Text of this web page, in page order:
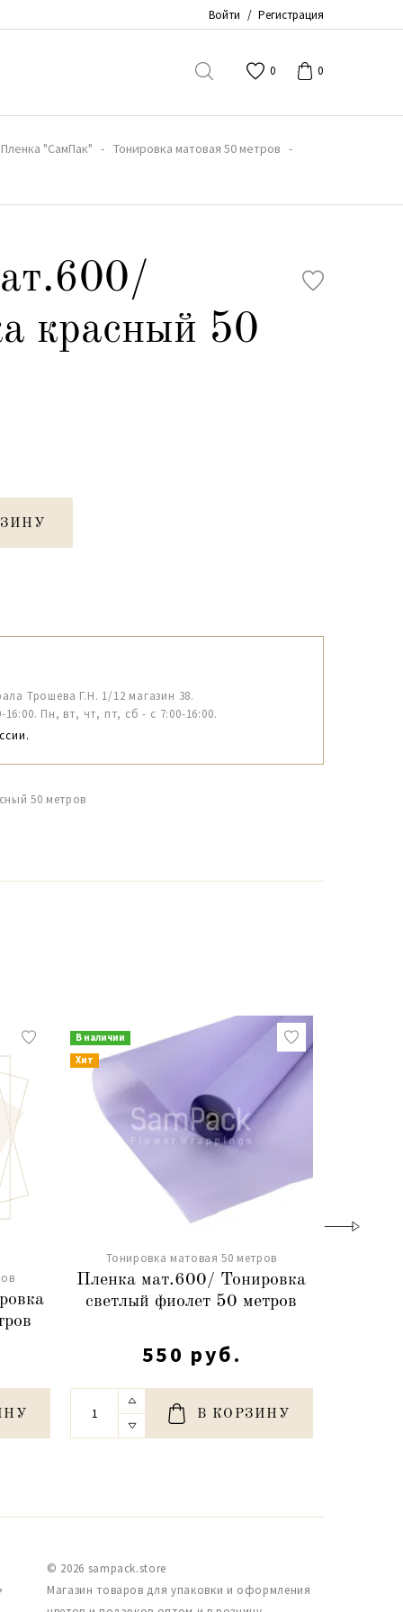
Войти / Регистрация
0 0
Пленка "СамПак"
Тонировка матовая 50 метров
красный 50
Трошева Г.Н. 1/12 магазин 38.
16:00. Пн, вт, чт, пт, сб - с 7:00-16:00.
50 метров
В наличии
Хит
Тонировка матовая 50 метров
Пленка мат.600/ Тонировка
светлый фиолет 50 метров
550 руб.
В КОРЗИНУ
© 2026 sampack.store
Магазин товаров для упаковки и оформления